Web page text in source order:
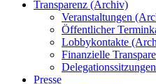
Transparenz (Archiv)
Veranstaltungen
Öffentlicher
Lobbykontakte
Finanzielle
Presse